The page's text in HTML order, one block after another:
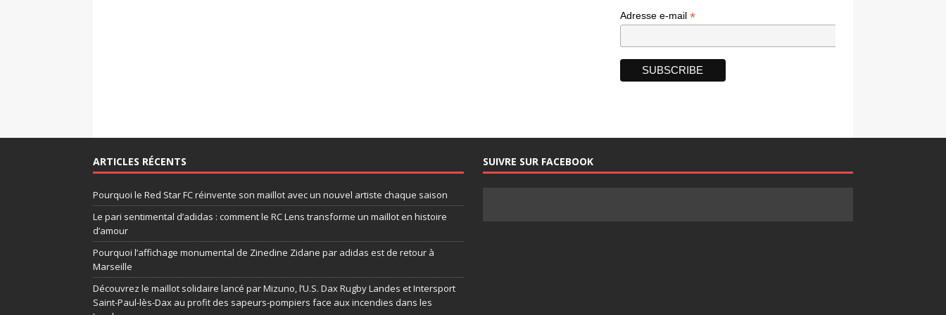
Adresse e-mail *
ARTICLES RÉCENTS
Pourquoi le Red Star FC réinvente son maillot avec un nouvel artiste chaque saison
Le pari sentimental d’adidas : comment le RC Lens transforme un maillot en histoire
d’amour
Pourquoi l’affichage monumental de Zinedine Zidane par adidas est de retour à
Marseille
Découvrez le maillot solidaire lancé par Mizuno, l’U.S. Dax Rugby Landes et Intersport
Saint-Paul-lès-Dax au profit des sapeurs-pompiers face aux incendies dans les
SUIVRE SUR FACEBOOK